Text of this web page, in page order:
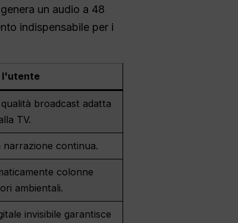
un audio a 48
indispensabile per i
l'utente
broadcast adatta
TV.
narrazione continua.
colonne
ambientali.
invisibile garantisce